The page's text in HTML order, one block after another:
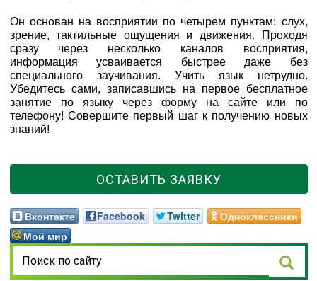
Он основан на восприятии по четырем пунктам: слух,
зрение, тактильные ощущения и движения. Проходя
сразу через несколько каналов восприятия,
информация усваивается быстрее даже без
специального заучивания. Учить язык нетрудно.
Убедитесь сами, записавшись на первое бесплатное
занятие по языку через форму на сайте или по
телефону! Совершите первый шаг к получению новых
знаний!
ОСТАВИТЬ ЗАЯВКУ
Вконтакте Facebook Twitter
Одноклассники
Мой мир